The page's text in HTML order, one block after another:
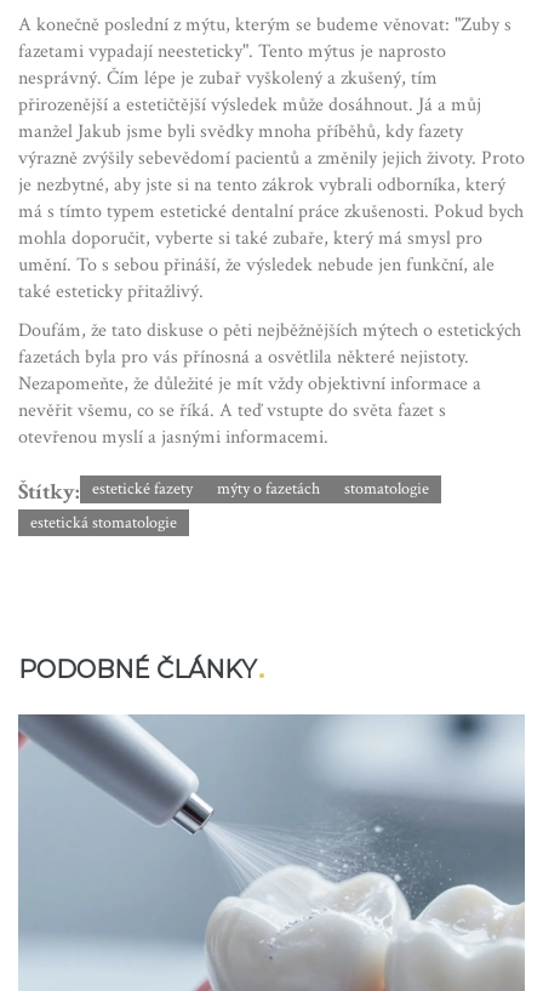
A konečně poslední z mýtu, kterým se budeme věnovat: "Zuby s
fazetami vypadají neesteticky". Tento mýtus je naprosto
nesprávný. Čím lépe je zubař vyškolený a zkušený, tím
přirozenější a estetičtější výsledek může dosáhnout. Já a můj
manžel Jakub jsme byli svědky mnoha příběhů, kdy fazety
výrazně zvýšily sebevědomí pacientů a změnily jejich životy. Proto
je nezbytné, aby jste si na tento zákrok vybrali odborníka, který
má s tímto typem estetické dentalní práce zkušenosti. Pokud bych
mohla doporučit, vyberte si také zubaře, který má smysl pro
umění. To s sebou přináší, že výsledek nebude jen funkční, ale
také esteticky přitažlivý.
Doufám, že tato diskuse o pěti nejběžnějších mýtech o estetických
fazetách byla pro vás přínosná a osvětlila některé nejistoty.
Nezapomeňte, že důležité je mít vždy objektivní informace a
nevěřit všemu, co se říká. A teď vstupte do světa fazet s
otevřenou myslí a jasnými informacemi.
Štítky: estetické fazety mýty o fazetách
stomatologie
estetická stomatologie
PODOBNÉ ČLÁNKY